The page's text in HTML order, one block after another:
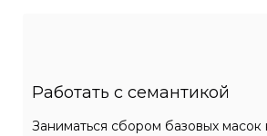
Работать с семантикой
Заниматься сбором базовых масок